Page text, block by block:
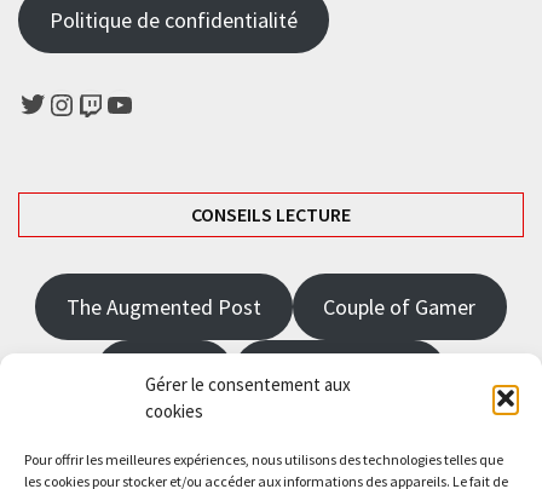
Gérer le consentement aux
cookies
Pour offrir les meilleures expériences, nous utilisons des technologies telles que
les cookies pour stocker et/ou accéder aux informations des appareils. Le fait de
Politique de confidentialité
Twitter
Instagram
TwitchYouTube
CONSEILS LECTURE
The Augmented Post Couple of Gamer
JRPGFR State of Gaming